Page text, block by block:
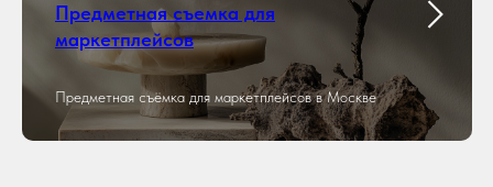
Предметная съемка для
маркетплейсов
Предметная съёмка для маркетплейсов в Москве